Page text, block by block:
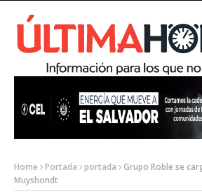
Home Portada portada
Grupo Roble se
Muyshondt